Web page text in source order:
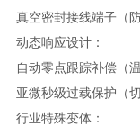
真空密封接线端子（
动态响应设计：
自动零点跟踪补偿（
亚微秒级过载保护（
行业特殊变体：